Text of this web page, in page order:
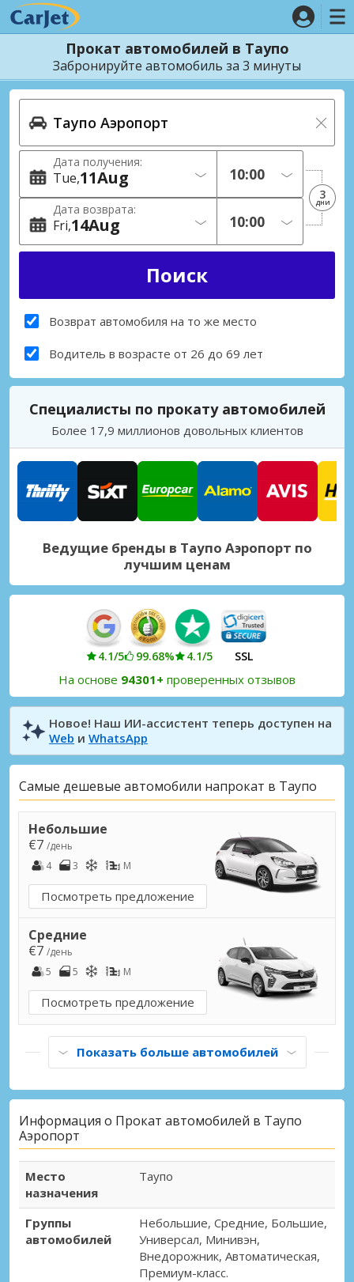
Прокат автомобилей в Таупо
Забронируйте автомобиль за 3 минуты
Дата получения:
Tue 11Aug
Дата возврата:
Fri 14Aug
3
дни
Возврат автомобиля на то же место
Водитель в возрасте от 26 до 69 лет
Специалисты по прокату автомобилей
Более 17,9 миллионов довольных клиентов
Ведущие бренды в Таупо Аэропорт по
лучшим ценам
4.1/5 99.68% 4.1/5 SSL
На основе 94301+ проверенных отзывов
Новое! Наш ИИ-ассистент теперь доступен на
Web и WhatsApp
Самые дешевые автомобили напрокат в Таупо
Небольшие
€7 /день
4
3 M
Посмотреть предложение
Средние
€7 /день
5
5 M
Посмотреть предложение
Показать больше автомобилей
Информация о Прокат автомобилей в Таупо
Аэропорт
Место
назначения
Таупо
Группы
автомобилей
Небольшие, Средние, Большие,
Универсал, Минивэн,
Внедорожник, Автоматическая,
Премиум-класс.